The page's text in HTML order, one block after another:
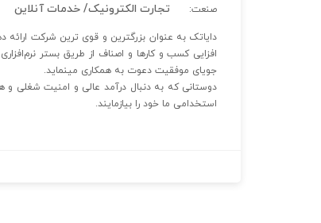
صنعت: تجارت الکترونیک/ خدمات آنلاین
دایاتک به عنوان بزرگترین و قوی ترین شرکت
افزایی کسب و کارها و اصناف از طریق بستر
جویای موفقیت دعوت به همکاری مینماید.
دوستانی که به دنبال درآمد عالی و امنیت
استخدامی ما خود را بیازمایند.